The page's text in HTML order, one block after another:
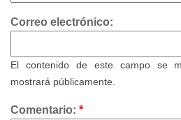
Correo electrónico:
El contenido de este campo se
mostrará públicamente.
Comentario: *